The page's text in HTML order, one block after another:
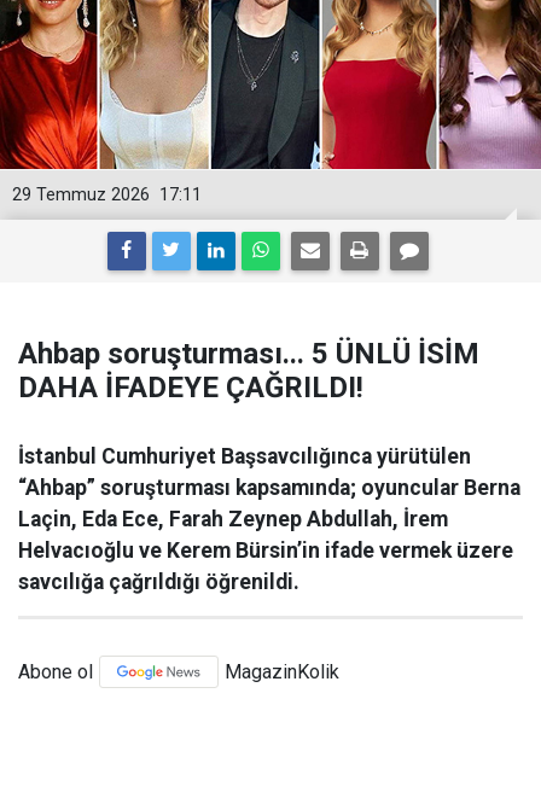
17:11
29 Temmuz 2026
Ahbap soruşturması... 5 ÜNLÜ İSİM
DAHA İFADEYE ÇAĞRILDI!
İstanbul Cumhuriyet Başsavcılığınca yürütülen
“Ahbap” soruşturması kapsamında; oyuncular Berna
Laçin, Eda Ece, Farah Zeynep Abdullah, İrem
Helvacıoğlu ve Kerem Bürsin’in ifade vermek üzere
savcılığa çağrıldığı öğrenildi.
Abone ol MagazinKolik